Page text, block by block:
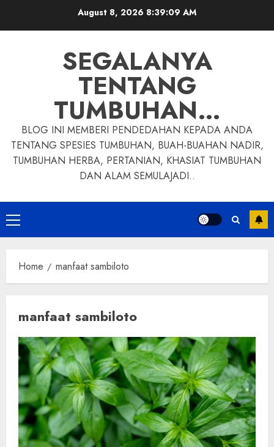
August 8, 20268:39:10 AM
SEGALANYA
TENTANG
TUMBUHAN…
BLOG INI MEMBERI PENDEDAHAN KEPADA ANDA
TENTANG SPESIES TUMBUHAN, BUAH-BUAHAN NADIR,
TUMBUHAN HERBA, PERTANIAN, KHASIAT TUMBUHAN
DAN ALAM SEMULAJADI..
Primary
Menu
Home manfaat sambiloto
manfaat sambiloto